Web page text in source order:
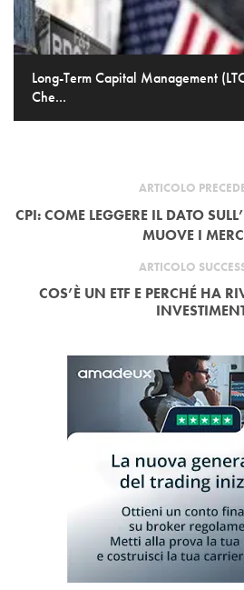
Long-Term Capital Management
Che...
ARTICOLO
CPI: COME LEGGERE IL DATO
MUOVE I
ARTICOLO
COS’È UN ETF E PERCHÉ HA